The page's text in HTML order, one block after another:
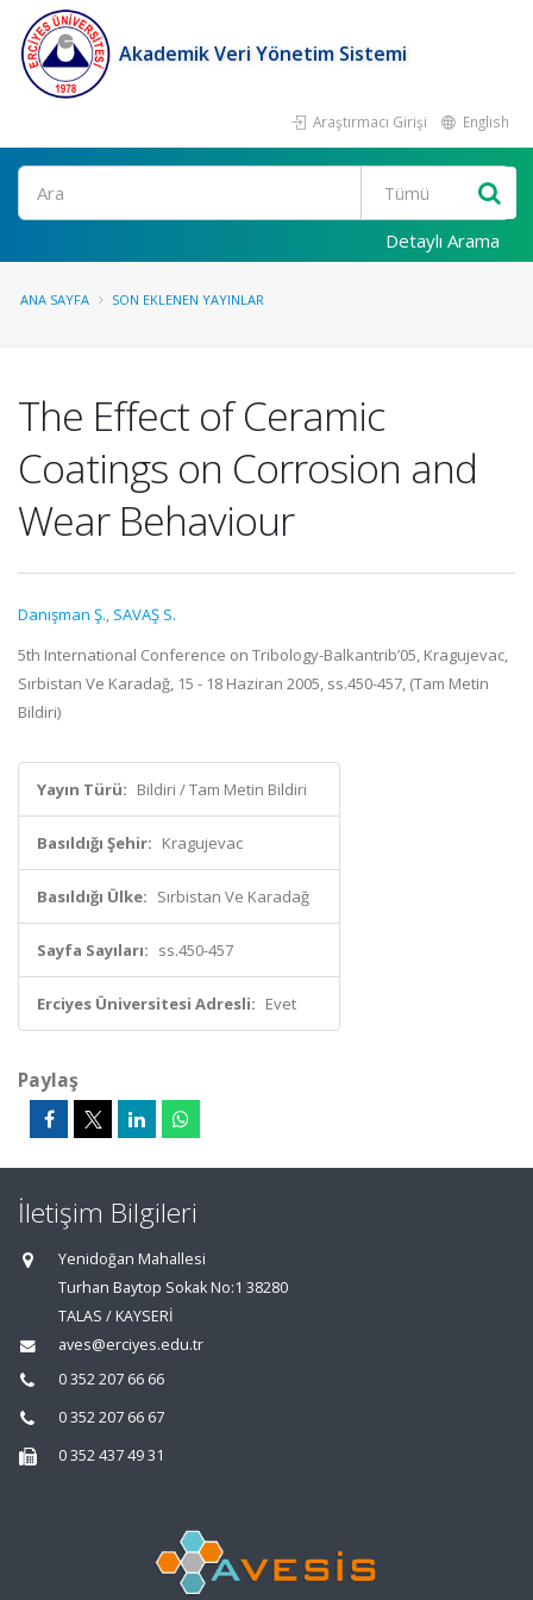
Akademik Veri Yönetim Sistemi
Araştırmacı Girişi English
Ara
Detaylı Arama
ANA SAYFA SON EKLENEN YAYINLAR
The Effect of Ceramic
Coatings on Corrosion and
Wear Behaviour
Danışman Ş., SAVAŞ S.
5th International Conference on Tribology-Balkantrib’05, Kragujevac,
Sırbistan Ve Karadağ, 15 - 18 Haziran 2005, ss.450-457, (Tam Metin
Bildiri)
Yayın Türü: Bildiri / Tam Metin Bildiri
Basıldığı Şehir: Kragujevac
Basıldığı Ülke: Sırbistan Ve Karadağ
Sayfa Sayıları: ss.450-457
Erciyes Üniversitesi Adresli: Evet
Paylaş
İletişim Bilgileri
Yenidoğan Mahallesi
Turhan Baytop Sokak No:1 38280
TALAS / KAYSERİ
aves@erciyes.edu.tr
0 352 207 66 66
0 352 207 66 67
0 352 437 49 31